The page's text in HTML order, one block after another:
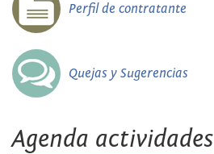
Perfil de contratante
Quejas y Sugerencias
Agenda actividades